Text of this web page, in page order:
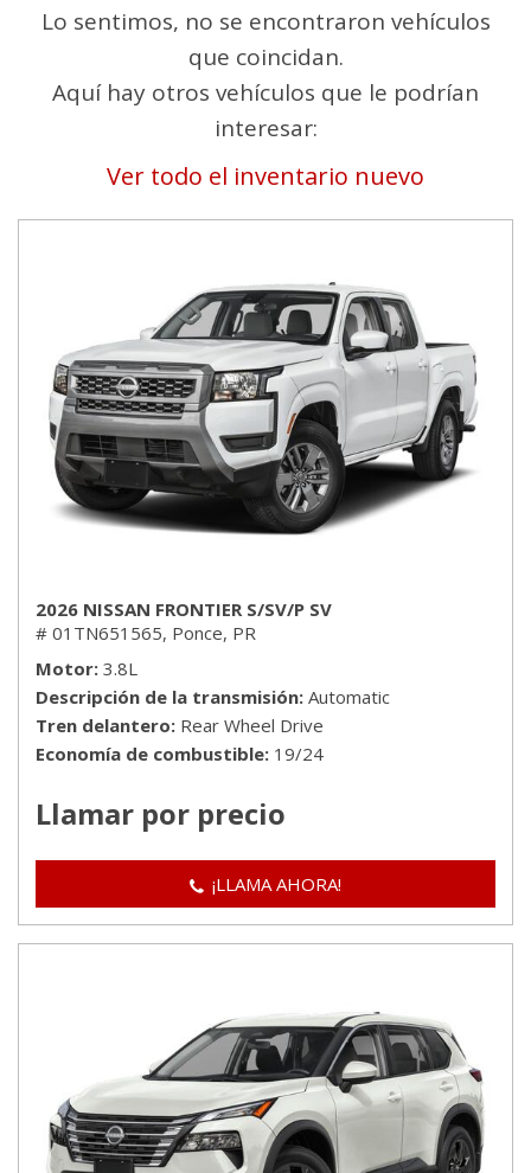
Lo sentimos, no se encontraron vehículos
que coincidan.
Aquí hay otros vehículos que le podrían
interesar:
Ver todo el inventario nuevo
2026 NISSAN FRONTIER S/SV/P SV
# 01TN651565, Ponce, PR
Motor 3.8L
Descripción de la transmisión Automatic
Tren delantero Rear Wheel Drive
Economía de combustible 19/24
Llamar por precio
¡LLAMA AHORA!